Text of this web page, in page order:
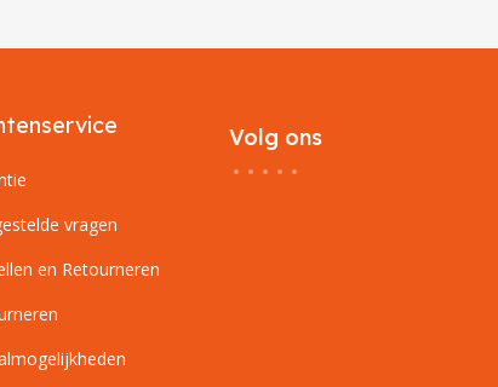
vragen
en Retourneren
Volg ons